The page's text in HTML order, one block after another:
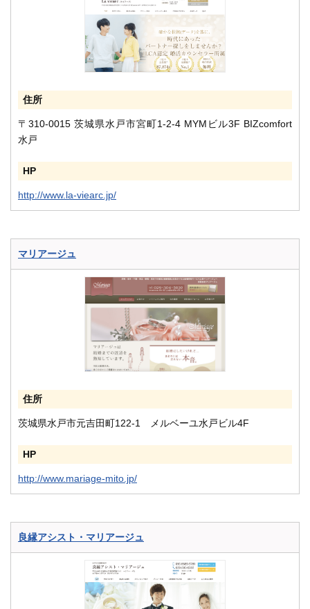
住所
〒310-0015 茨城県水戸市宮町1-2-4 MYMビル3F BIZcomfort
水戸
HP
http://www.la-viearc.jp/
マリアージュ
住所
茨城県水戸市元吉田町122-1 メルベーユ水戸ビル4F
HP
http://www.mariage-mito.jp/
良縁アシスト・マリアージュ